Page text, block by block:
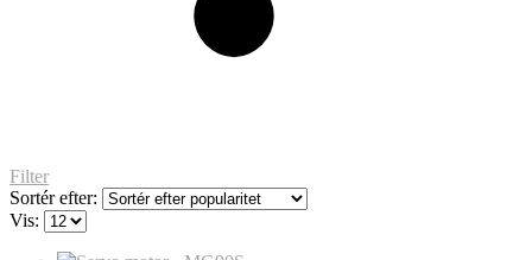
Filter
Sortér efter:
Vis: